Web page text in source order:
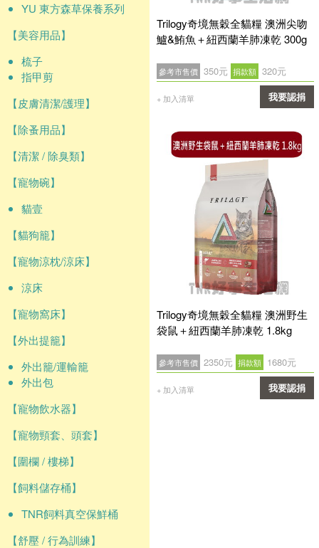
YU 東方森草保養系列
【美容用品】
梳子
指甲剪
【皮膚清潔/護理】
【除蚤用品】
【清潔 / 除臭類】
【寵物碗】
貓壹
【貓狗籠】
【寵物涼枕/涼床】
涼床
【寵物窩床】
【外出提籠】
外出籠/運輸籠
外出包
【寵物飲水器】
【寵物頸套、頭套】
【圍欄 / 樓梯】
【飼料儲存桶】
TNR飼料真空保鮮桶
【舒壓 / 行為訓練】
Trilogy奇境無穀全貓糧 澳洲尖吻
鱸&鮪魚＋紐西蘭羊肺凍乾 300g
參考市售價 350元 捐款額 320元
+ 加入清單 我要認捐
Trilogy奇境無穀全貓糧 澳洲野生
袋鼠＋紐西蘭羊肺凍乾 1.8kg
參考市售價 2350元 捐款額 1680元
+ 加入清單 我要認捐